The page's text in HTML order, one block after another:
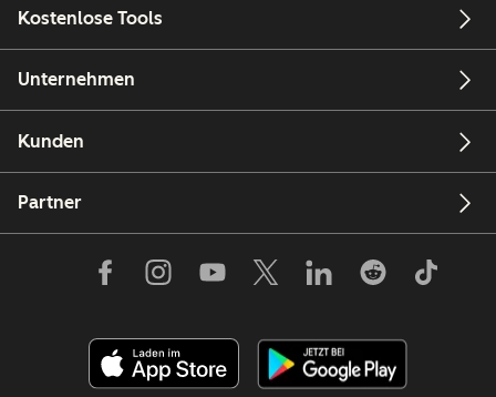
Kostenlose Tools
Unternehmen
Kunden
Partner